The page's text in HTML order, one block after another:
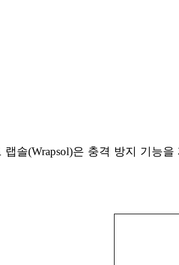
솔(Wrapsol)은 충격 방지 기능